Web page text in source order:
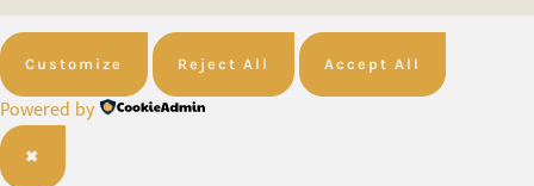
Customize Reject All Accept All
Powered by
✖